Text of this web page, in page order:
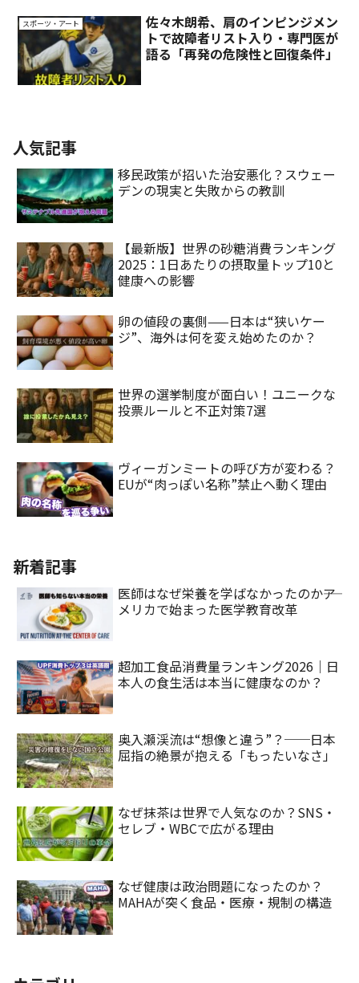
スポーツ・アート
佐々木朗希、肩のインピンジメン
トで故障者リスト入り・専門医が
語る「再発の危険性と回復条件」
人気記事
移民政策が招いた治安悪化？スウェー
デンの現実と失敗からの教訓
【最新版】世界の砂糖消費ランキング
2025：1日あたりの摂取量トップ10と
健康への影響
卵の値段の裏側——日本は“狭いケー
ジ”、海外は何を変え始めたのか？
世界の選挙制度が面白い！ユニークな
投票ルールと不正対策7選
ヴィーガンミートの呼び方が変わる？
EUが“肉っぽい名称”禁止へ動く理由
新着記事
医師はなぜ栄養を学ばなかったのか――ア
メリカで始まった医学教育改革
超加工食品消費量ランキング2026｜日
本人の食生活は本当に健康なのか？
奥入瀬渓流は“想像と違う”？──日本
屈指の絶景が抱える「もったいなさ」
なぜ抹茶は世界で人気なのか？SNS・
セレブ・WBCで広がる理由
なぜ健康は政治問題になったのか？
MAHAが突く食品・医療・規制の構造